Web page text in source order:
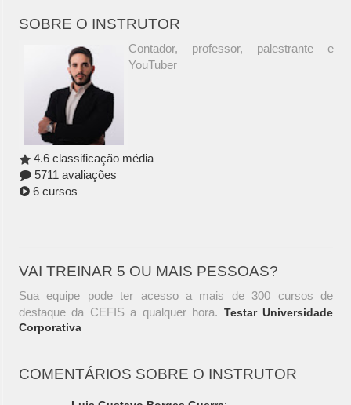
SOBRE O INSTRUTOR
Contador, professor, palestrante e
YouTuber
4.6 classificação média
5711 avaliações
6 cursos
VAI TREINAR 5 OU MAIS PESSOAS?
Sua equipe pode ter acesso a mais de 300 cursos de
destaque da CEFIS a qualquer hora. Testar Universidade
Corporativa
COMENTÁRIOS SOBRE O INSTRUTOR